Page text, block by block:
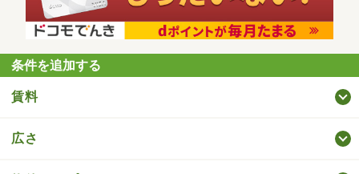
条件を追加する
賃料
広さ